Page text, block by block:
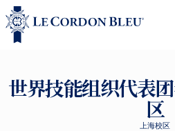
世界技能组织代表
区
上海校区